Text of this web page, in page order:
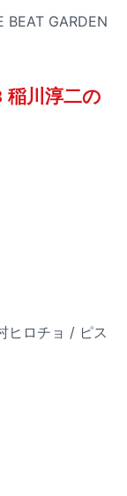
BEAT GARDEN
稲川淳二の
ヒロチョ / ピス